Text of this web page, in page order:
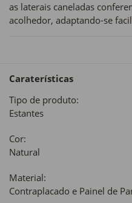
as laterais caneladas
acolhedor, adaptando-se
Caraterísticas
Tipo de produto:
Estantes
Cor:
Natural
Material:
Contraplacado e Painel de